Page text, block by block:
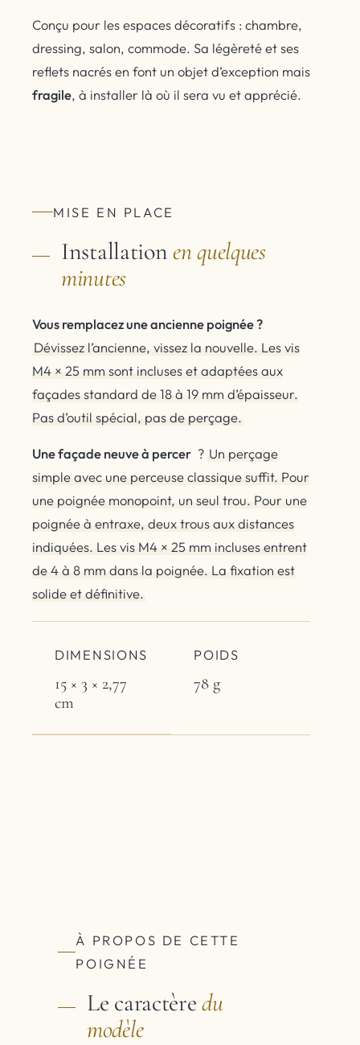
Conçu pour les espaces décoratifs : chambre,
dressing, salon, commode. Sa légèreté et ses
reflets nacrés en font un objet d’exception mais
fragile, à installer là où il sera vu et apprécié.
MISE EN PLACE
Installationen quelques
minutes
Vous remplacez une ancienne poignée ?
Dévissez l’ancienne, vissez la nouvelle. Les vis
M4 × 25 mm sont incluses et adaptées aux
façades standard de 18 à 19 mm d’épaisseur.
Pas d’outil spécial, pas de perçage.
Une façade neuve à percer ? Un perçage
simple avec une perceuse classique suffit. Pour
une poignée monopoint, un seul trou. Pour une
poignée à entraxe, deux trous aux distances
indiquées. Les vis M4 × 25 mm incluses entrent
de 4 à 8 mm dans la poignée. La fixation est
solide et définitive.
DIMENSIONS
15 × 3 × 2,77
cm
POIDS
78 g
À PROPOS DE CETTE
POIGNÉE
Le caractèredu
modèle